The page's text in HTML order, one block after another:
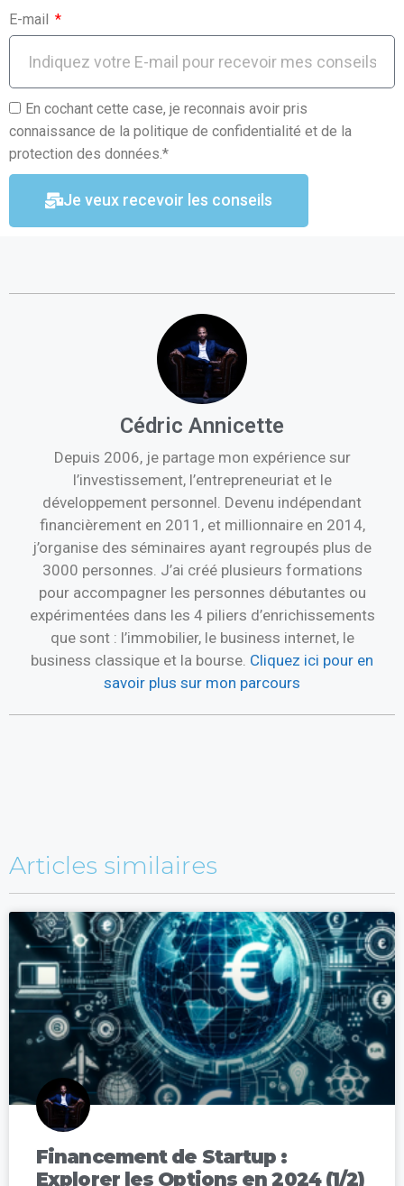
E-mail
En cochant cette case, je reconnais avoir pris
connaissance de la politique de confidentialité et de la
protection des données.*
Je veux recevoir les conseils
Cédric Annicette
Depuis 2006, je partage mon expérience sur
l’investissement, l’entrepreneuriat et le
développement personnel. Devenu indépendant
financièrement en 2011, et millionnaire en 2014,
j’organise des séminaires ayant regroupés plus de
3000 personnes. J’ai créé plusieurs formations
pour accompagner les personnes débutantes ou
expérimentées dans les 4 piliers d’enrichissements
que sont : l’immobilier, le business internet, le
business classique et la bourse. Cliquez ici pour en
savoir plus sur mon parcours
Articles similaires
Financement de Startup :
Explorer les Options en 2024 (1/2)